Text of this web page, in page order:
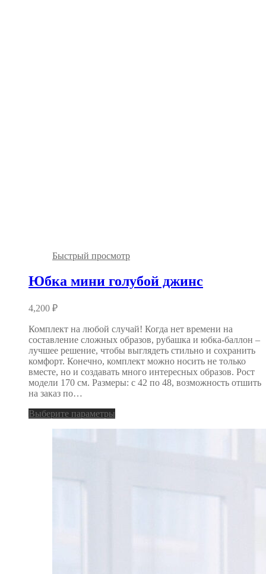
Быстрый просмотр
Юбка мини голубой джинс
4,200 ₽
Комплект на любой случай! Когда нет времени на
составление сложных образов, рубашка и юбка-баллон –
лучшее решение, чтобы выглядеть стильно и сохранить
комфорт. Конечно, комплект можно носить не только
вместе, но и создавать много интересных образов. Рост
модели 170 см. Размеры: с 42 по 48, возможность отшить
на заказ по…
Выберите параметры